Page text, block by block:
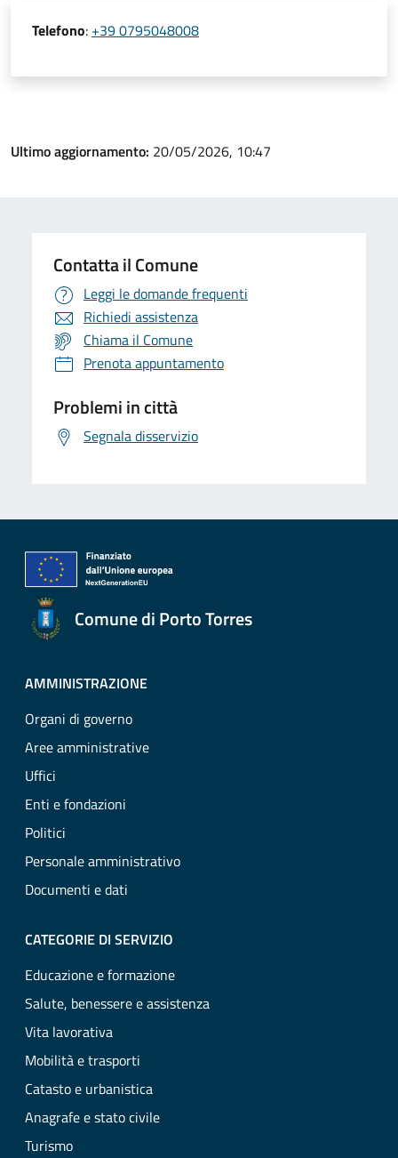
Telefono: +39 0795048008
Ultimo aggiornamento: 20/05/2026, 10:47
Contatta il Comune
Leggi le domande frequenti
Richiedi assistenza
Chiama il Comune
Prenota appuntamento
Problemi in città
Segnala disservizio
Comune di Porto Torres
AMMINISTRAZIONE
Organi di governo
Aree amministrative
Uffici
Enti e fondazioni
Politici
Personale amministrativo
Documenti e dati
CATEGORIE DI SERVIZIO
Educazione e formazione
Salute, benessere e assistenza
Vita lavorativa
Mobilità e trasporti
Catasto e urbanistica
Anagrafe e stato civile
Turismo